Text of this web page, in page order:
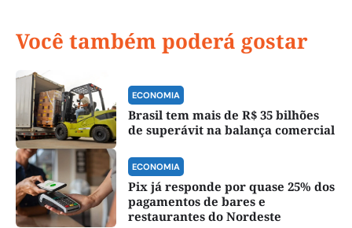
Você também poderá gostar
ECONOMIA
Brasil tem mais de R$ 35 bilhões
de superávit na balança comercial
ECONOMIA
Pix já responde por quase 25% dos
pagamentos de bares e
restaurantes do Nordeste